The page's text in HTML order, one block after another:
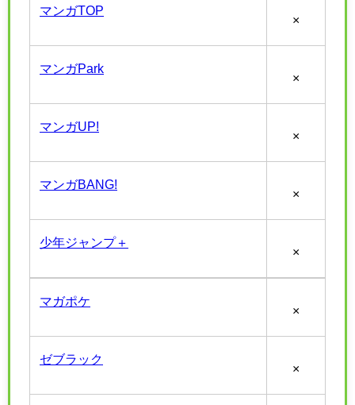
マンガTOP
×
マンガPark
×
マンガUP!
×
マンガBANG!
×
少年ジャンプ＋
×
マガポケ
×
ゼブラック
×